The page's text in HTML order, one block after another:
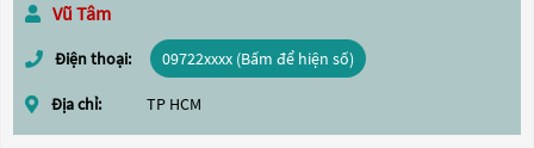
Vũ Tâm
Điện thoại: 09722xxxx (Bấm để hiện số)
Địa chỉ: TP HCM